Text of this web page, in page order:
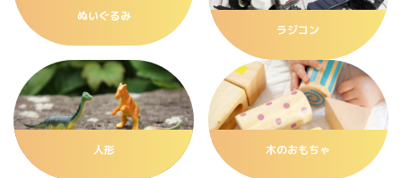
ぬいぐるみ
ラジコン
人形 木のおもちゃ